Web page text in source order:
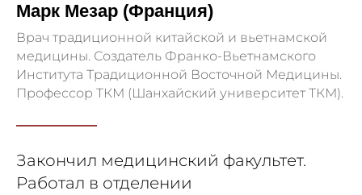
Марк Мезар (Франция)
Врач традиционной китайской и вьетнамской
медицины. Создатель Франко-Вьетнамского
Института Традиционной Восточной Медицины.
Профессор ТКМ (Шанхайский университет ТКМ).
Закончил медицинский факультет.
Работал в отделении